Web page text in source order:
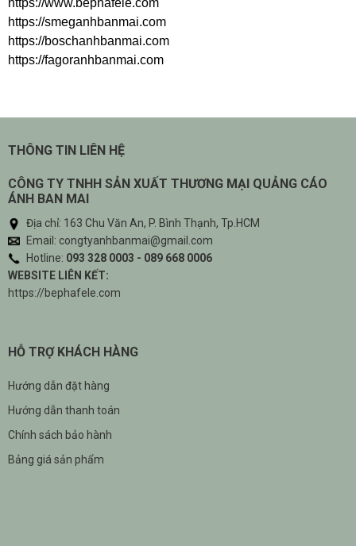
https://www.bephafele.com
https://smeganhbanmai.com
https://boschanhbanmai.com
https://fagoranhbanmai.com
THÔNG TIN LIÊN HỆ
CÔNG TY TNHH SẢN XUẤT THƯƠNG MẠI QUẢNG CÁO
ÁNH BAN MAI
Địa chỉ: 163 Chu Văn An, P. Bình Thạnh, Tp.HCM
Email: congtyanhbanmai@gmail.com
Hotline: 093 328 0003 - 089 668 0006
WEBSITE LIÊN KẾT:
https://bephafele.com
HỖ TRỢ KHÁCH HÀNG
Hướng dẫn đặt hàng
Hướng dẫn thanh toán
Chính sách bảo hành
Bảng giá sản phẩm